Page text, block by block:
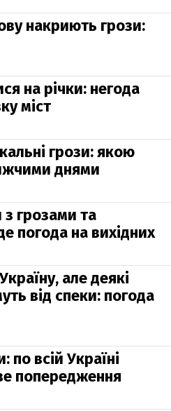
накриють грози:
на річки: негода
міст
грози: якою
днями
грозами та
погода на вихідних
але деякі
від спеки: погода
по всій Україні
попередження